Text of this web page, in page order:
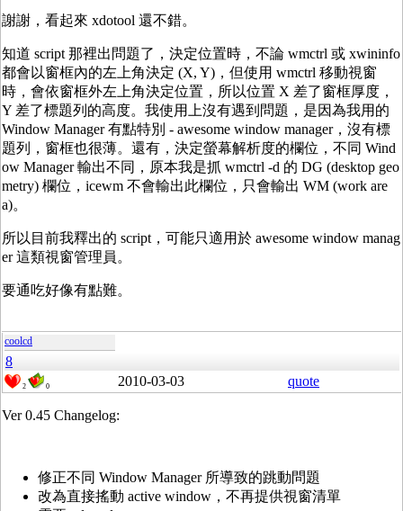
謝謝，看起來 xdotool 還不錯。
知道 script 那裡出問題了，決定位置時，不論 wmctrl 或 xwininfo
都會以窗框內的左上角決定 (X, Y)，但使用 wmctrl 移動視窗
時，會依窗框外左上角決定位置，所以位置 X 差了窗框厚度，
Y 差了標題列的高度。我使用上沒有遇到問題，是因為我用的
Window Manager 有點特別 - awesome window manager，沒有標
題列，窗框也很薄。還有，決定螢幕解析度的欄位，不同 Wind
ow Manager 輸出不同，原本我是抓 wmctrl -d 的 DG (desktop geo
metry) 欄位，icewm 不會輸出此欄位，只會輸出 WM (work are
a)。
所以目前我釋出的 script，可能只適用於 awesome window manag
er 這類視窗管理員。
要通吃好像有點難。
coolcd
8
2 0 2010-03-03 quote
Ver 0.45 Changelog:
修正不同 Window Manager 所導致的跳動問題
改為直接搖動 active window，不再提供視窗清單